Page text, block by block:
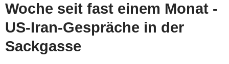
Woche seit fast einem Monat -
US-Iran-Gespräche in der
Sackgasse